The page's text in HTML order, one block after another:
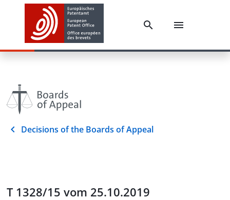
Decisions of the Boards of Appeal
T 1328/15 vom 25.10.2019